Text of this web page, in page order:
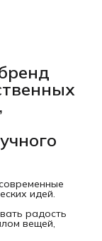
идей.
радость
вещей,